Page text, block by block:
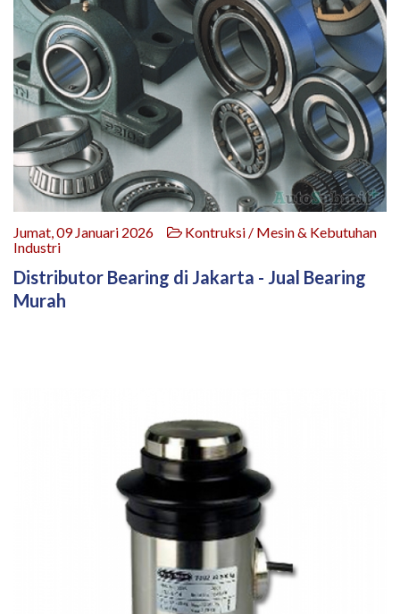
Jumat, 09 Januari 2026
Kontruksi / Mesin & Kebutuhan
Industri
Distributor Bearing di Jakarta - Jual Bearing
Murah